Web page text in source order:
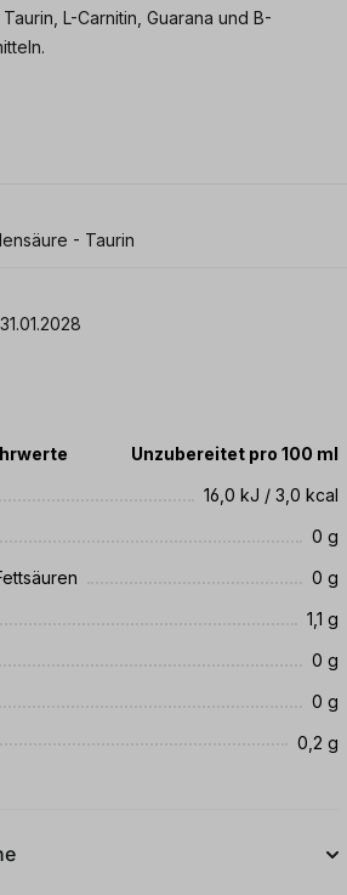
L-Carnitin, Guarana und B-
- Taurin
Mindestens haltbar bis: 31.01.2028
Unzubereitet pro 100 ml
16,0 kJ / 3,0 kcal
0 g
0 g
1,1 g
0 g
0 g
0,2 g